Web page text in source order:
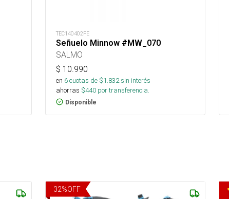
TEC140402FE
Señuelo Minnow #MW_070
SALMO
$ 10.990
en 6cuotas de $1.832sin interés
ahorras $440 por transferencia.
Disponible
32%OFF